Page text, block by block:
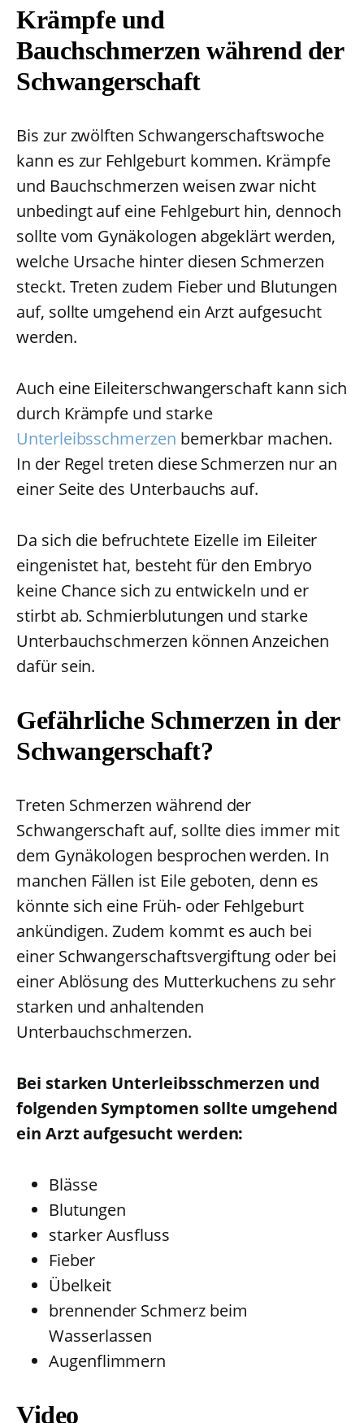
Krämpfe und
Bauchschmerzen während der
Schwangerschaft
Bis zur zwölften Schwangerschaftswoche
kann es zur Fehlgeburt kommen. Krämpfe
und Bauchschmerzen weisen zwar nicht
unbedingt auf eine Fehlgeburt hin, dennoch
sollte vom Gynäkologen abgeklärt werden,
welche Ursache hinter diesen Schmerzen
steckt. Treten zudem Fieber und Blutungen
auf, sollte umgehend ein Arzt aufgesucht
werden.
Auch eine Eileiterschwangerschaft kann sich
durch Krämpfe und starke
Unterleibsschmerzen bemerkbar machen.
In der Regel treten diese Schmerzen nur an
einer Seite des Unterbauchs auf.
Da sich die befruchtete Eizelle im Eileiter
eingenistet hat, besteht für den Embryo
keine Chance sich zu entwickeln und er
stirbt ab. Schmierblutungen und starke
Unterbauchschmerzen können Anzeichen
dafür sein.
Gefährliche Schmerzen in der
Schwangerschaft?
Treten Schmerzen während der
Schwangerschaft auf, sollte dies immer mit
dem Gynäkologen besprochen werden. In
manchen Fällen ist Eile geboten, denn es
könnte sich eine Früh- oder Fehlgeburt
ankündigen. Zudem kommt es auch bei
einer Schwangerschaftsvergiftung oder bei
einer Ablösung des Mutterkuchens zu sehr
starken und anhaltenden
Unterbauchschmerzen.
Bei starken Unterleibsschmerzen und
folgenden Symptomen sollte umgehend
ein Arzt aufgesucht werden:
Blässe
Blutungen
starker Ausfluss
Fieber
Übelkeit
brennender Schmerz beim
Wasserlassen
Augenflimmern
Video